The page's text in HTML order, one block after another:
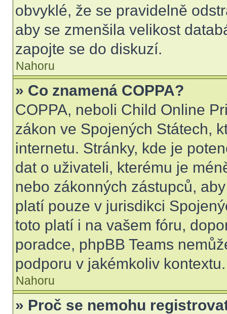
obvyklé, že se pravidelně
aby se zmenšila velikost
zapojte se do diskuzí.
Nahoru
» Co znamená COPPA?
COPPA, neboli Child Online
zákon ve Spojených Státech,
internetu. Stránky, kde je
dat o uživateli, kterému je
nebo zákonných zástupců,
platí pouze v jurisdikci
toto platí i na vašem fóru,
poradce, phpBB Teams
podporu v jakémkoliv kontextu.
Nahoru
» Proč se nemohu